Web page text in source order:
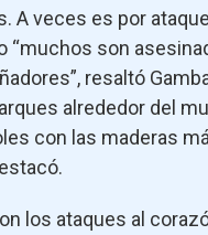
A veces es por
“muchos son
resaltó
alrededor del
con las maderas
los ataques al